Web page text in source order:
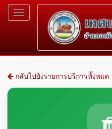
Toggle
navigation
กลับไปยังรายการบริการทั้งหมด